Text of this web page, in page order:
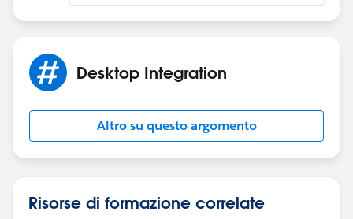
Desktop Integration
Altro su questo argomento
Risorse di formazione correlate